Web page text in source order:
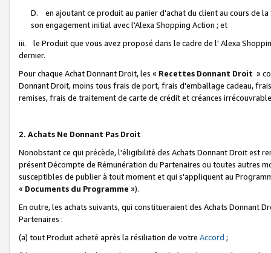
D. en ajoutant ce produit au panier d'achat du client au cours de
son engagement initial avec l'Alexa Shopping Action ; et
iii. le Produit que vous avez proposé dans le cadre de l' Alexa
dernier.
Pour chaque Achat Donnant Droit, les « Recettes Donnant Droit »
Donnant Droit, moins tous frais de port, frais d'emballage cadeau,
remises, frais de traitement de carte de crédit et créances
2. Achats Ne Donnant Pas Droit
Nonobstant ce qui précède, l'éligibilité des Achats Donnant Droit est
présent Décompte de Rémunération du Partenaires ou toutes autres
susceptibles de publier à tout moment et qui s'appliquent au
« Documents du Programme »).
En outre, les achats suivants, qui constitueraient des Achats Donnant
Partenaires :
(a) tout Produit acheté après la résiliation de votre Accord ;